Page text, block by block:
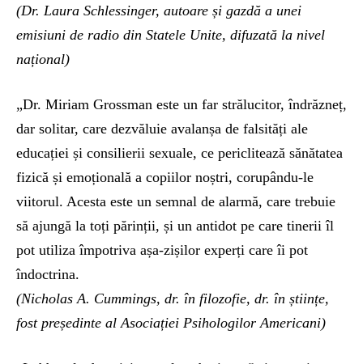
(Dr. Laura Schlessinger, autoare și gazdă a unei
emisiuni de radio din Statele Unite, difuzată la nivel
național)
„Dr. Miriam Grossman este un far strălucitor, îndrăzneț,
dar solitar, care dezvăluie avalanșa de falsități ale
educației și consilierii sexuale, ce periclitează sănătatea
fizică și emoțională a copiilor noștri, corupându-le
viitorul. Acesta este un semnal de alarmă, care trebuie
să ajungă la toți părinții, și un antidot pe care tinerii îl
pot utiliza împotriva așa-zișilor experți care îi pot
îndoctrina.
(Nicholas A. Cummings, dr. în filozofie, dr. în științe,
fost președinte al Asociației Psihologilor Americani)